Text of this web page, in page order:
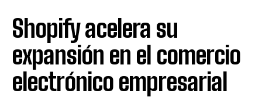
Shopify acelera su
expansión en el comercio
electrónico empresarial